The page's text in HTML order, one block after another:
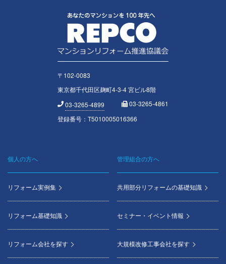
〒102-0083
東京都千代田区麹町4-3-4 宮ビル8階
03-3265-4899
03-3265-4861
登録番号：T5010005016366
Footer
menu
個人の方へ
リフォーム実例集
リフォーム基礎知識
リフォーム会社を探す
管理組合の方へ
共用部分リフォームの基礎知識
セミナー・イベント情報
大規模改修工事会社を探す